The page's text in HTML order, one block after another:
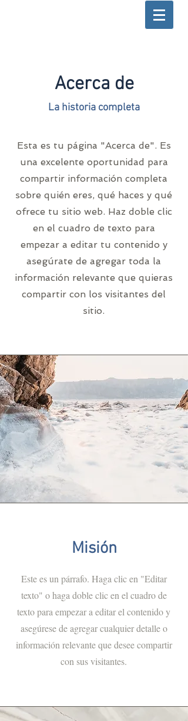
Acerca de
La historia completa
Esta es tu página "Acerca de". Es
una excelente oportunidad para
compartir información completa
sobre quién eres, qué haces y qué
ofrece tu sitio web. Haz doble clic
en el cuadro de texto para
empezar a editar tu contenido y
asegúrate de agregar toda la
información relevante que quieras
compartir con los visitantes del
sitio.
Misión
Este es un párrafo. Haga clic en "Editar
texto" o haga doble clic en el cuadro de
texto para empezar a editar el contenido y
asegúrese de agregar cualquier detalle o
información relevante que desee compartir
con sus visitantes.